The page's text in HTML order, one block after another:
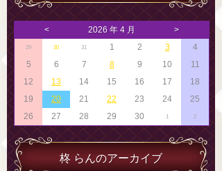
< 2026 年 4 月 >
29 30 31 1 2 3
4
5
6 7 8 9 10
11
12
13 14 15 16 17
18
19
20 21 22 23 24
25
26
27 28 29 30 1 2
柊 らんのアーカイブ